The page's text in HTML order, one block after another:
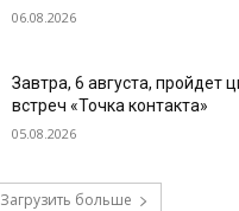
06.08.2026
Завтра, 6 августа, пройдет
встреч «Точка контакта»
05.08.2026
Загрузить больше